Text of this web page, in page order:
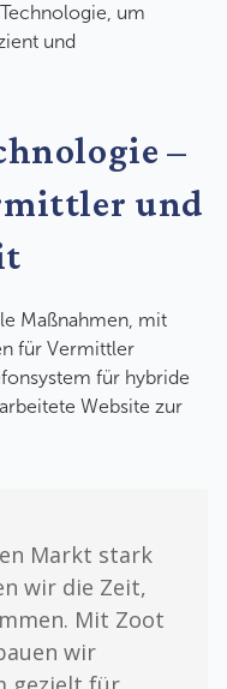
um
und
–
und
Maßnahmen, mit
für Vermittler
für hybride
Website zur
Markt stark
wir die Zeit,
Mit Zoot
wir